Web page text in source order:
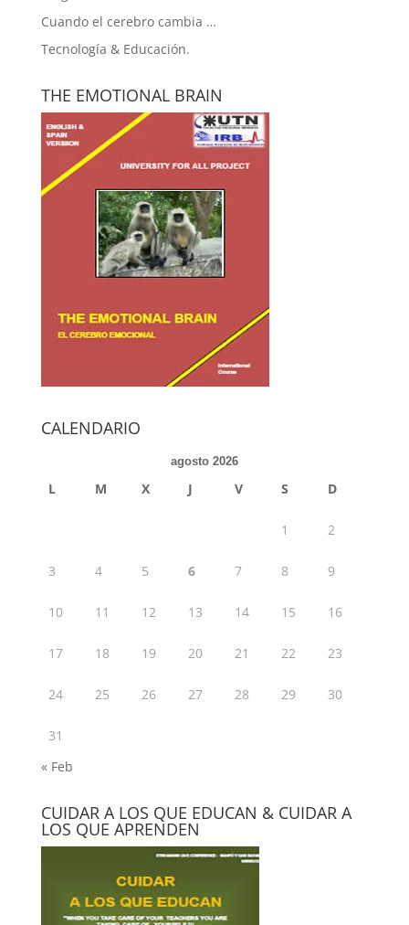
Cuando el cerebro cambia …
Tecnología & Educación.
THE EMOTIONAL BRAIN
CALENDARIO
agosto 2026
L M X J V S D
1 2
3 4 5 6 7 8 9
10 11 12 13 14 15 16
17 18 19 20 21 22 23
24 25 26 27 28 29 30
31
« Feb
CUIDAR A LOS QUE EDUCAN & CUIDAR A
LOS QUE APRENDEN